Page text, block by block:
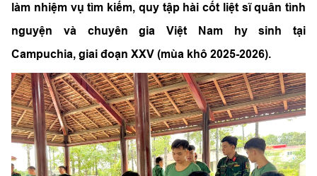
làm nhiệm vụ tìm kiếm, quy tập hài cốt liệt sĩ quân tình
nguyện và chuyên gia Việt Nam hy sinh tại
Campuchia, giai đoạn XXV (mùa khô 2025-2026).